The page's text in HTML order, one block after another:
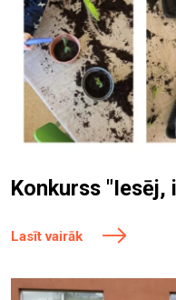
Konkurss "Iesēj,
Lasīt vairāk